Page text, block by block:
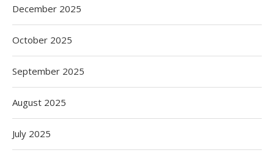
December 2025
October 2025
September 2025
August 2025
July 2025